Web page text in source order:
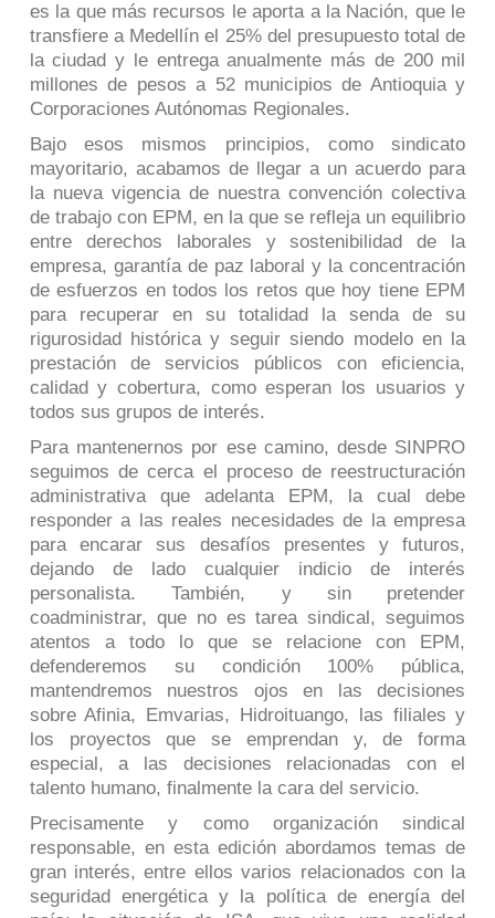
es la que más recursos le aporta a la Nación, que le
transfiere a Medellín el 25% del presupuesto total de
la ciudad y le entrega anualmente más de 200 mil
millones de pesos a 52 municipios de Antioquia y
Corporaciones Autónomas Regionales.
Bajo esos mismos principios, como sindicato
mayoritario, acabamos de llegar a un acuerdo para
la nueva vigencia de nuestra convención colectiva
de trabajo con EPM, en la que se refleja un equilibrio
entre derechos laborales y sostenibilidad de la
empresa, garantía de paz laboral y la concentración
de esfuerzos en todos los retos que hoy tiene EPM
para recuperar en su totalidad la senda de su
rigurosidad histórica y seguir siendo modelo en la
prestación de servicios públicos con eficiencia,
calidad y cobertura, como esperan los usuarios y
todos sus grupos de interés.
Para mantenernos por ese camino, desde SINPRO
seguimos de cerca el proceso de reestructuración
administrativa que adelanta EPM, la cual debe
responder a las reales necesidades de la empresa
para encarar sus desafíos presentes y futuros,
dejando de lado cualquier indicio de interés
personalista. También, y sin pretender
coadministrar, que no es tarea sindical, seguimos
atentos a todo lo que se relacione con EPM,
defenderemos su condición 100% pública,
mantendremos nuestros ojos en las decisiones
sobre Afinia, Emvarias, Hidroituango, las filiales y
los proyectos que se emprendan y, de forma
especial, a las decisiones relacionadas con el
talento humano, finalmente la cara del servicio.
Precisamente y como organización sindical
responsable, en esta edición abordamos temas de
gran interés, entre ellos varios relacionados con la
seguridad energética y la política de energía del